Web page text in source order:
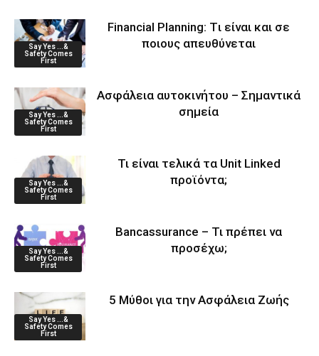
Say Yes ...&
Safety Comes
First
Financial Planning: Tι είναι και σε
ποιους απευθύνεται
Say Yes ...&
Safety Comes
First
Ασφάλεια αυτοκινήτου – Σημαντικά
σημεία
Say Yes ...&
Safety Comes
First
Τι είναι τελικά τα Unit Linked
προϊόντα;
Say Yes ...&
Safety Comes
First
Bancassurance – Τι πρέπει να
προσέχω;
Say Yes ...&
Safety Comes
First
5 Μύθοι για την Ασφάλεια Ζωής